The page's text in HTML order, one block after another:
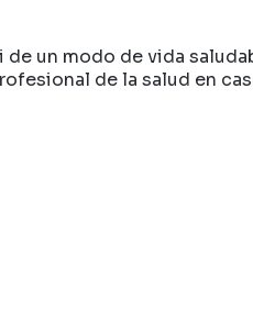
un modo de vida
de la salud en